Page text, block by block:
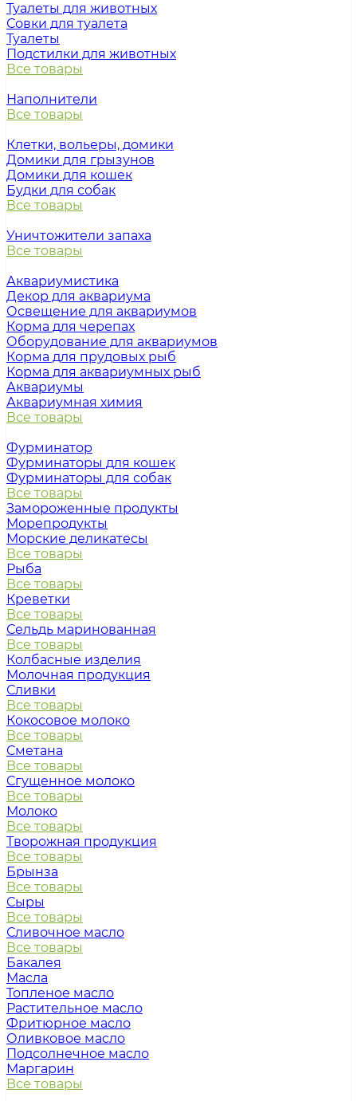
Туалеты для животных
Совки для туалета
Туалеты
Подстилки для животных
Все товары
Наполнители
Все товары
Клетки, вольеры, домики
Домики для грызунов
Домики для кошек
Будки для собак
Все товары
Уничтожители запаха
Все товары
Аквариумистика
Декор для аквариума
Освещение для аквариумов
Корма для черепах
Оборудование для аквариумов
Корма для прудовых рыб
Корма для аквариумных рыб
Аквариумы
Аквариумная химия
Все товары
Фурминатор
Фурминаторы для кошек
Фурминаторы для собак
Все товары
Замороженные продукты
Морепродукты
Морские деликатесы
Все товары
Рыба
Все товары
Креветки
Все товары
Сельдь маринованная
Все товары
Колбасные изделия
Молочная продукция
Сливки
Все товары
Кокосовое молоко
Все товары
Сметана
Все товары
Сгущенное молоко
Все товары
Молоко
Все товары
Творожная продукция
Все товары
Брынза
Все товары
Сыры
Все товары
Сливочное масло
Все товары
Бакалея
Масла
Топленое масло
Растительное масло
Фритюрное масло
Оливковое масло
Подсолнечное масло
Маргарин
Все товары